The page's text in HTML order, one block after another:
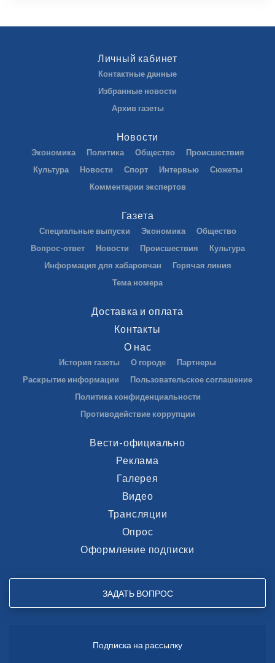
Личный кабинет
Контактные данные
Избранные новости
Архив газеты
Новости
Экономика Политика Общество
Происшествия
Культура
Новости Спорт Интервью
Сюжеты
Комментарии экспертов
Газета
Специальные выпуски Экономика
Общество
Вопрос-ответ
Новости Происшествия
Культура
Информация для хабаровчан
Горячая линия
Тема номера
Доставка и оплата
Контакты
О нас
История газеты О городе
Партнеры
Раскрытие информации
Пользовательское соглашение
Политика конфиденциальности
Противодействие коррупции
Вести-официально
Реклама
Галерея
Видео
Трансляции
Опрос
Оформление подписки
ЗАДАТЬ ВОПРОС
Подписка на рассылку